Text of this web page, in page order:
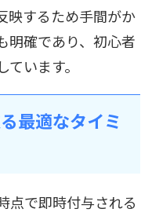
映するため手間がか
明確であり、初心者
います。
最適なタイミ
点で即時付与される